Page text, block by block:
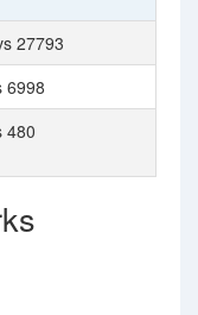
27793
6998
480